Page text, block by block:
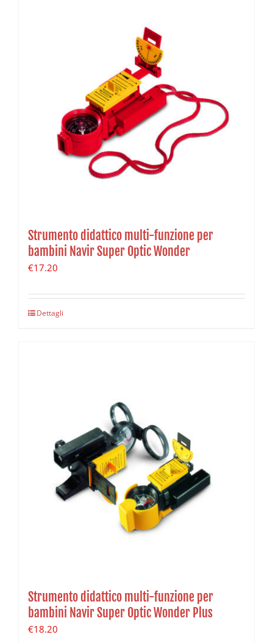
Strumento didattico multi-funzione per
bambini Navir Super Optic Wonder
€17.20
Dettagli
Strumento didattico multi-funzione per
bambini Navir Super Optic Wonder Plus
€18.20